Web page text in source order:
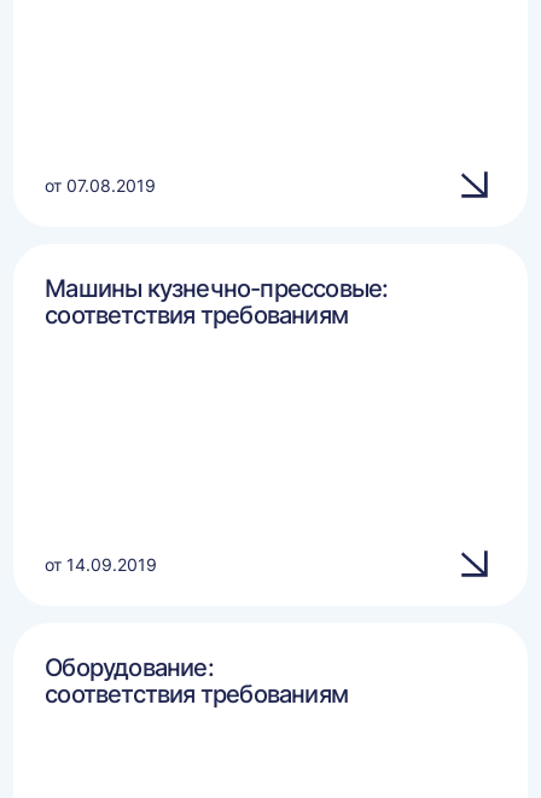
от 07.08.2019
Машины кузнечно-прессовые:
соответствия требованиям
от 14.09.2019
Оборудование:
соответствия требованиям